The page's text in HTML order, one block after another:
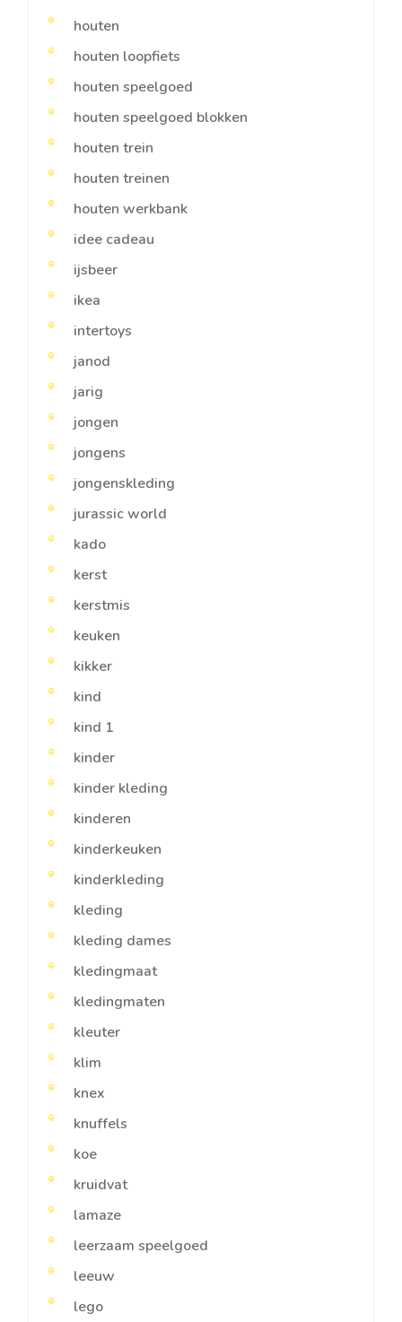
houten
houten loopfiets
houten speelgoed
houten speelgoed blokken
houten trein
houten treinen
houten werkbank
idee cadeau
ijsbeer
ikea
intertoys
janod
jarig
jongen
jongens
jongenskleding
jurassic world
kado
kerst
kerstmis
keuken
kikker
kind
kind 1
kinder
kinder kleding
kinderen
kinderkeuken
kinderkleding
kleding
kleding dames
kledingmaat
kledingmaten
kleuter
klim
knex
knuffels
koe
kruidvat
lamaze
leerzaam speelgoed
leeuw
lego